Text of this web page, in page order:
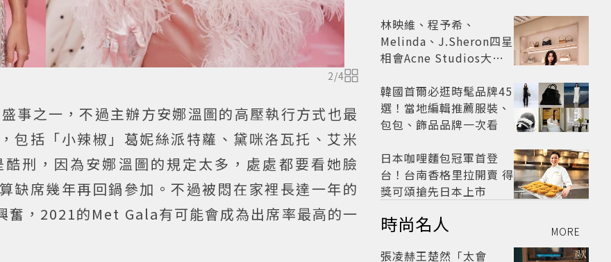
2/4
事之一，不過主辦方安娜溫圖的高壓執行方式也最
包括「小辣椒」葛妮絲派特蘿、黛咪洛瓦托、艾米
刑，因為安娜溫圖的規定太多，處處都要看她臉
缺席幾年再回鍋參加。不過被悶在家裡長達一年的
奮，2021的Met Gala有可能會成為出席率最高的一
林映維、程予希、
Melinda、J.Sheron四星
相會Acne Studios大曬
韓國首爾必逛時髦品牌45
選！當地編輯推薦服裝、
包包、飾品品牌一次看
日本咖哩麵包冠軍首登
台！台南香格里拉開賣 得
獎可頌搶先日本上市
時尚名人 MORE
張凌赫王楚然「太會